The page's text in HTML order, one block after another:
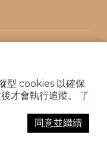
型 cookies 以確保
才會執行追蹤。 了
同意並繼續